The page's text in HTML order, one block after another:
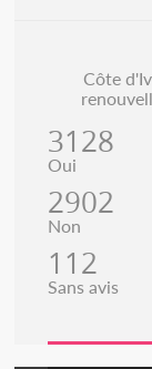
Côte
3128
Oui
2902
Non
112
Sans avis